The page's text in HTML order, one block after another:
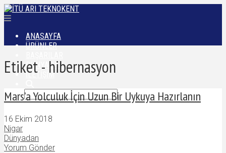
ANASAYFA
ÜRÜNLER
DÜNYADAN
İLETIŞIM
Etiket - hibernasyon
Mars’a Yolculuk İçin Uzun Bir Uykuya Hazırlanın
16 Ekim 2018
Nigar
Dünyadan
Yorum Gönder